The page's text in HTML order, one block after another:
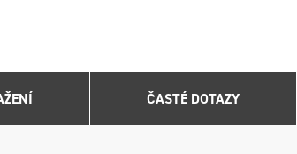
ČASTÉ DOTAZY